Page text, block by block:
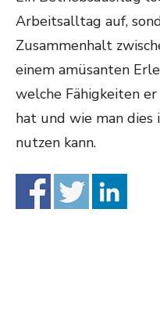
Arbeitsalltag auf,
Zusammenhalt
einem amüsanten
welche Fähigkeiten
hat und wie man dies
nutzen kann.